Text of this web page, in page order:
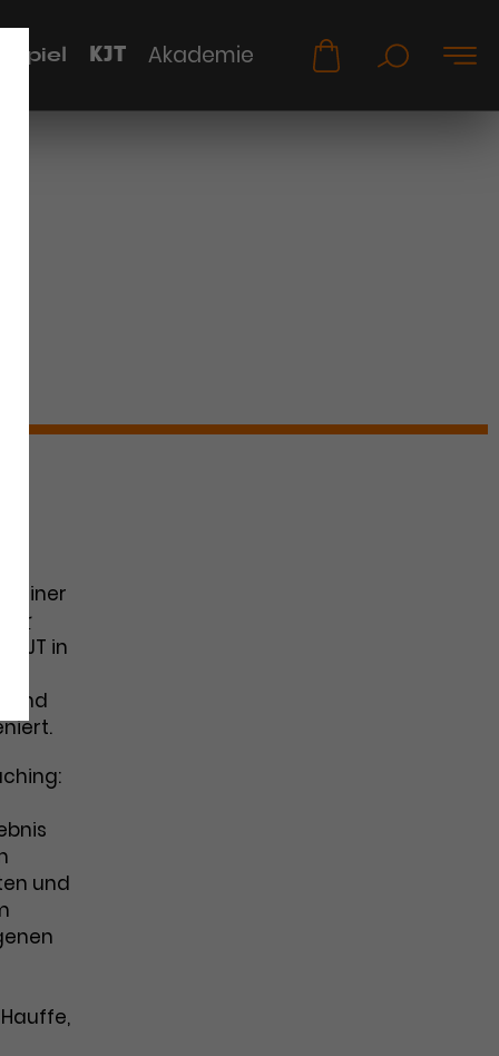
KJT Akademie
seiner
KJT in
und
und